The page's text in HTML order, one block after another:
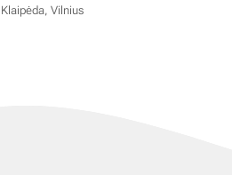
Klaipėda, Vilnius